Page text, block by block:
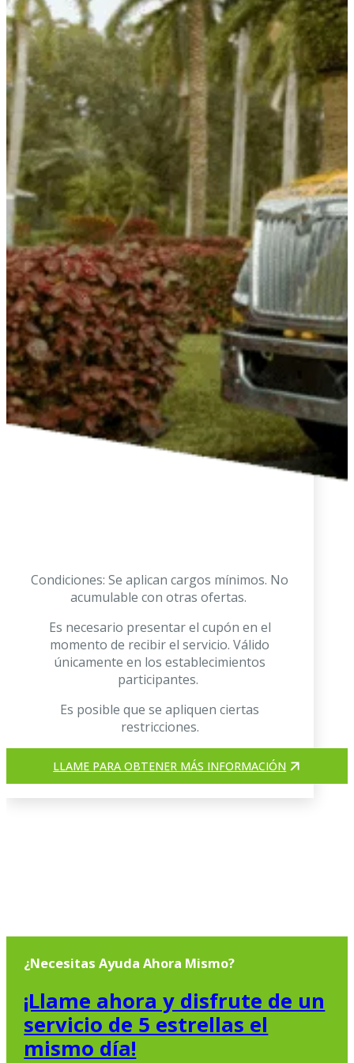
Condiciones: Se aplican cargos mínimos. No
acumulable con otras ofertas.
Es necesario presentar el cupón en el
momento de recibir el servicio. Válido
únicamente en los establecimientos
participantes.
Es posible que se apliquen ciertas
restricciones.
LLAME PARA OBTENER MÁS INFORMACIÓN
¿Necesitas Ayuda Ahora Mismo?
¡Llame ahora y disfrute de un
servicio de 5 estrellas el
mismo día!